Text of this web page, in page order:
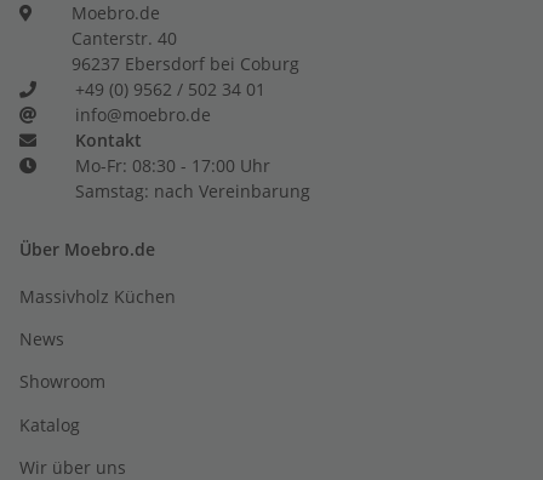
Moebro.de
Canterstr. 40
96237 Ebersdorf bei Coburg
+49 (0) 9562 / 502 34 01
info@moebro.de
Kontakt
Mo-Fr: 08:30 - 17:00 Uhr
Samstag: nach Vereinbarung
Über Moebro.de
Massivholz Küchen
News
Showroom
Katalog
Wir über uns